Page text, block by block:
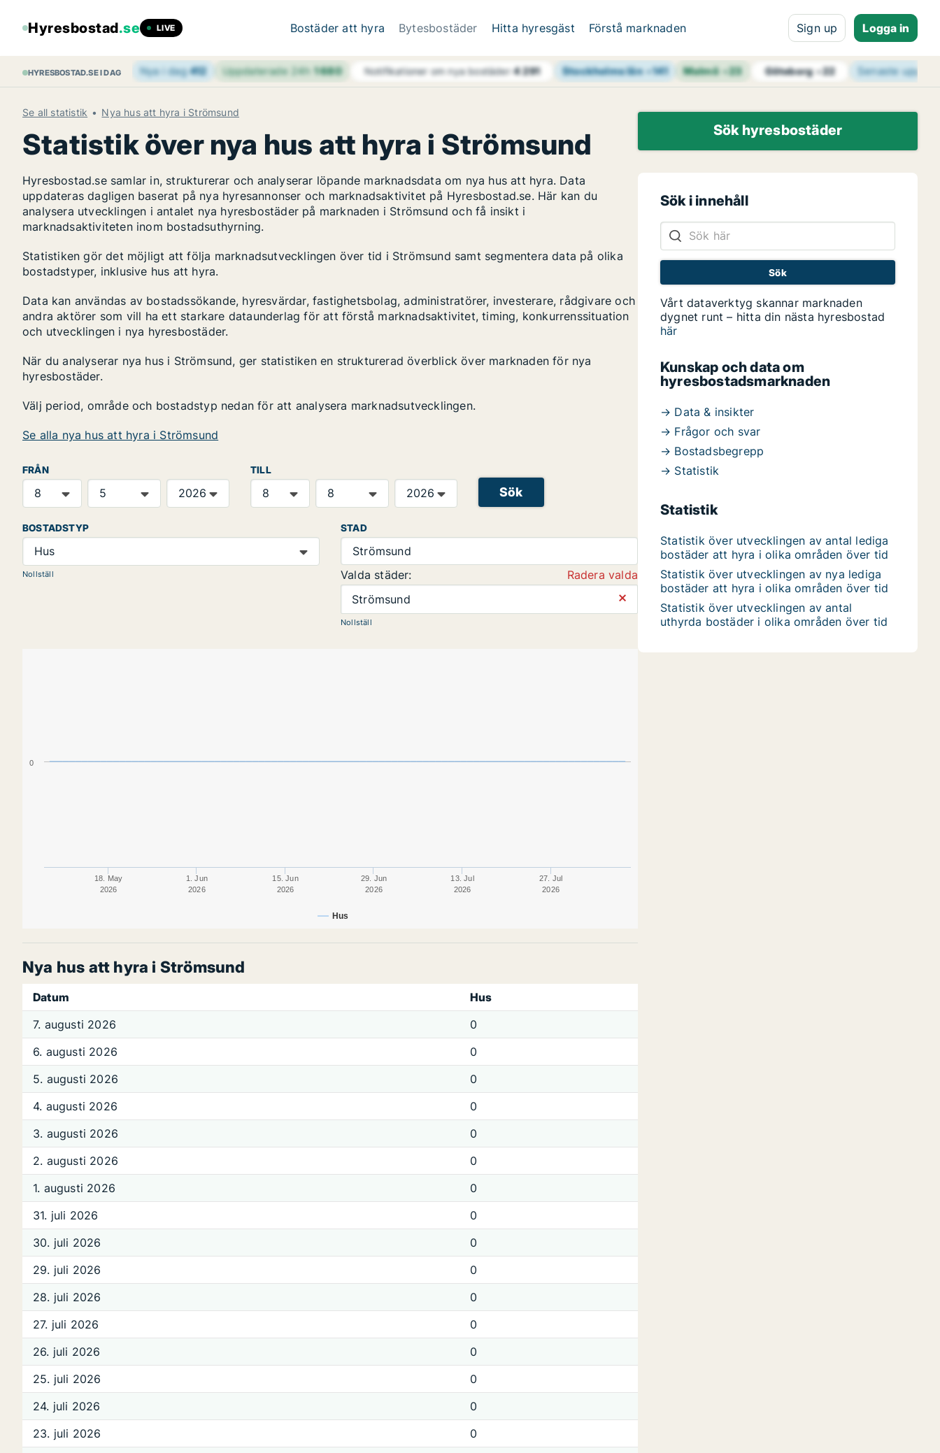
Hyresbostad.se LIVE Bostäder att hyra Bytesbostäder Hitta hyresgäst Förstå marknaden Sign up Logga in
HYRESBOSTAD.SE I DAG Nya i dag412 Uppdaterade 24h 1 680 Notifikationer om nya bostäder4 291 Stockholms län+141 Malmö+23 Göteborg+22 Senaste
Se all statistik Nya hus att hyra i Strömsund
Statistik över nya hus att hyra i Strömsund
Hyresbostad.se samlar in, strukturerar och analyserar löpande marknadsdata om nya hus att hyra. Data
uppdateras dagligen baserat på nya hyresannonser och marknadsaktivitet på Hyresbostad.se. Här kan du
analysera utvecklingen i antalet nya hyresbostäder på marknaden i Strömsund och få insikt i
marknadsaktiviteten inom bostadsuthyrning.
Statistiken gör det möjligt att följa marknadsutvecklingen över tid i Strömsund samt segmentera data på olika
bostadstyper, inklusive hus att hyra.
Data kan användas av bostadssökande, hyresvärdar, fastighetsbolag, administratörer, investerare, rådgivare och
andra aktörer som vill ha ett starkare dataunderlag för att förstå marknadsaktivitet, timing, konkurrenssituation
och utvecklingen i nya hyresbostäder.
När du analyserar nya hus i Strömsund, ger statistiken en strukturerad överblick över marknaden för nya
hyresbostäder.
Välj period, område och bostadstyp nedan för att analysera marknadsutvecklingen.
Se alla nya hus att hyra i Strömsund
FRÅN TILL
Sök
BOSTADSTYP
Hus
Nollställ
STAD
Strömsund
Valda städer:
Radera valda
Strömsund
⨯
Nollställ
Hus
18. May
2026
1. Jun
2026
15. Jun
2026
29. Jun
2026
13. Jul
2026
27. Jul
2026
0
Nya hus att hyra i Strömsund
Datum
Hus
7. augusti 2026
0
6. augusti 2026
0
5. augusti 2026
0
4. augusti 2026
0
3. augusti 2026
0
2. augusti 2026
0
1. augusti 2026
0
31. juli 2026
0
30. juli 2026
0
29. juli 2026
0
28. juli 2026
0
27. juli 2026
0
26. juli 2026
0
25. juli 2026
0
24. juli 2026
0
23. juli 2026
0
Sök hyresbostäder
Sök i innehåll
Vårt dataverktyg skannar marknaden
dygnet runt – hitta din nästa hyresbostad
här
Kunskap och data om
hyresbostadsmarknaden
→ Data & insikter
→ Frågor och svar
→ Bostadsbegrepp
→ Statistik
Statistik
Statistik över utvecklingen av antal lediga
bostäder att hyra i olika områden över tid
Statistik över utvecklingen av nya lediga
bostäder att hyra i olika områden över tid
Statistik över utvecklingen av antal
uthyrda bostäder i olika områden över tid